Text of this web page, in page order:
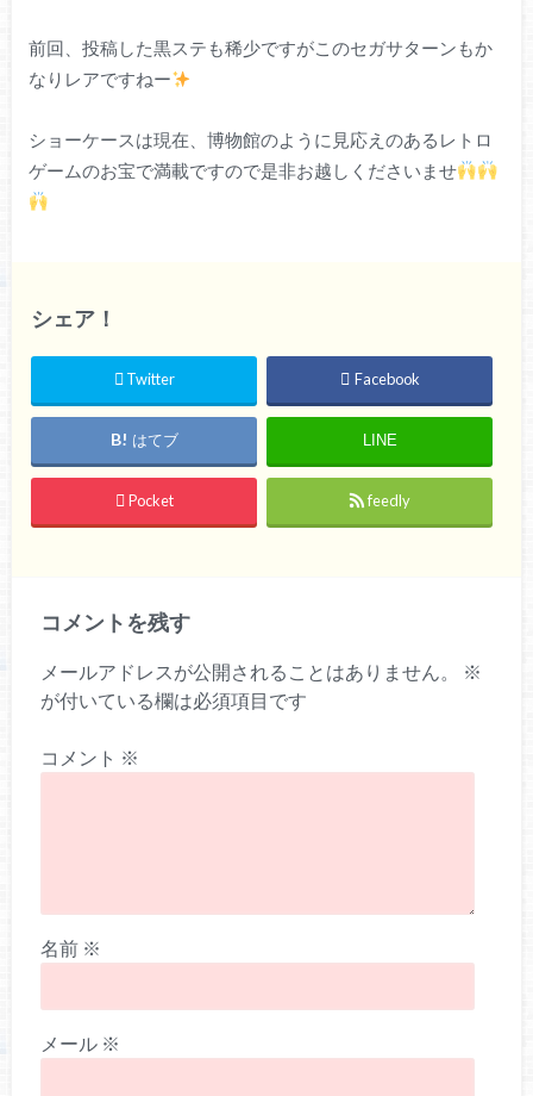
前回、投稿した黒ステも稀少ですがこのセガサターンもか
なりレアですねー
ショーケースは現在、博物館のように見応えのあるレトロ
ゲームのお宝で満載ですので是非お越しくださいませ
シェア！
Twitter Facebook
はてブ LINE
Pocket feedly
コメントを残す
メールアドレスが公開されることはありません。
※
が付いている欄は必須項目です
コメント ※
名前 ※
メール ※